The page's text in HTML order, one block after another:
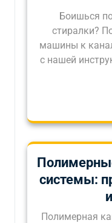
Боишься
стиралки?
машины к
с нашей
системы:
Полимерная